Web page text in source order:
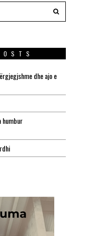
dhe ajo e
humbur